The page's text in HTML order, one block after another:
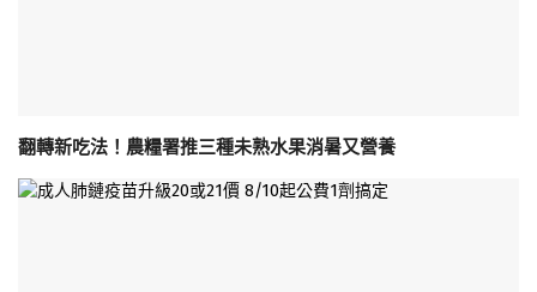
翻轉新吃法！農糧署推三種未熟水果消暑又營養